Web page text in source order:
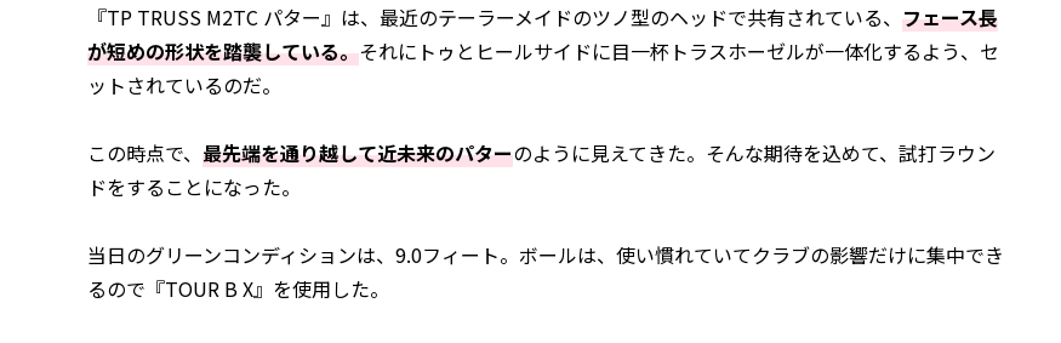
『TP TRUSS M2TC パター』は、最近のテーラーメイドのツノ型のヘッドで共有されている、 フェース長
が短めの形状を踏襲している。それにトゥとヒールサイドに目一杯トラスホーゼルが一体化するよう、セ
ットされているのだ。
この時点で、 最先端を通り越して近未来のパターのように見えてきた。そんな期待を込めて、試打ラウン
ドをすることになった。
当日のグリーンコンディションは、9.0フィート。ボールは、使い慣れていてクラブの影響だけに集中でき
るので『TOUR B X』を使用した。